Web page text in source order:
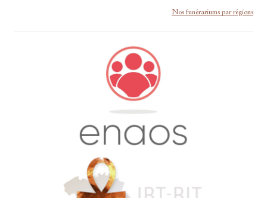
Nos funérariums par régions